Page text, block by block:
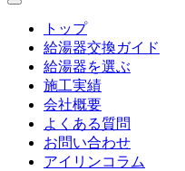
Menu
トップ
給湯器交換ガイド
給湯器を選ぶ
施工実績
会社概要
よくある質問
お問い合わせ
アイリンコラム